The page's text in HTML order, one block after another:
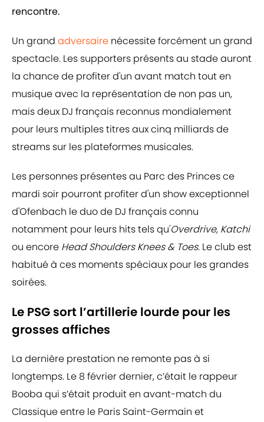
rencontre.
Un grand adversaire nécessite forcément un grand
spectacle. Les supporters présents au stade auront
la chance de profiter d'un avant match tout en
musique avec la représentation de non pas un,
mais deux DJ français reconnus mondialement
pour leurs multiples titres aux cinq milliards de
streams sur les plateformes musicales.
Les personnes présentes au Parc des Princes ce
mardi soir pourront profiter d'un show exceptionnel
d'Ofenbach le duo de DJ français connu
notamment pour leurs hits tels qu'Overdrive, Katchi
ou encore Head Shoulders Knees & Toes. Le club est
habitué à ces moments spéciaux pour les grandes
soirées.
Le PSG sort l’artillerie lourde pour les
grosses affiches
La dernière prestation ne remonte pas à si
longtemps. Le 8 février dernier, c’était le rappeur
Booba qui s’était produit en avant-match du
Classique entre le Paris Saint-Germain et